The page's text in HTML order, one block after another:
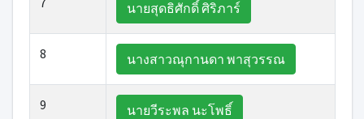
นายสุดธิศักดิ์ ศิริภาร์
8 นางสาวณุกานดา พาสุวรรณ
9 นายวีระพล นะโพธิ์